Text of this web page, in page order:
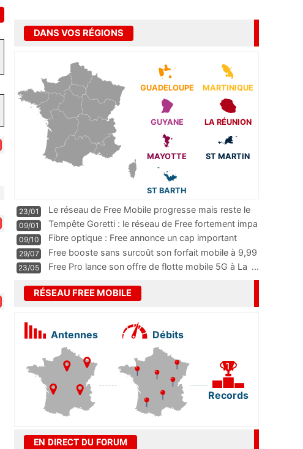
DANS VOS RÉGIONS
GUADELOUPE MARTINIQUE
GUYANE LA RÉUNION
MAYOTTE ST MARTIN
ST BARTH
23/01
Le réseau de Free Mobile progresse mais reste le
m
...
09/01
Tempête Goretti : le réseau de Free fortement impa
09/10
Fibre optique : Free annonce un cap important
pass
...
29/07
Free booste sans surcoût son forfait mobile à 9,99
23/05 Free Pro lance son offre de flotte mobile 5G à La ...
RÉSEAU FREE MOBILE
Antennes Débits
Records
EN DIRECT DU FORUM